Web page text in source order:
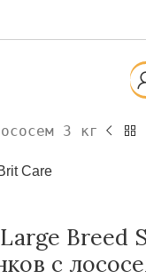
3 кг
Care
Breed
с